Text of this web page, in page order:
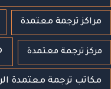
مراكز ترجمة معتمدة
مركز ترجمة معتمدة
مكاتب ترجمة معتمدة